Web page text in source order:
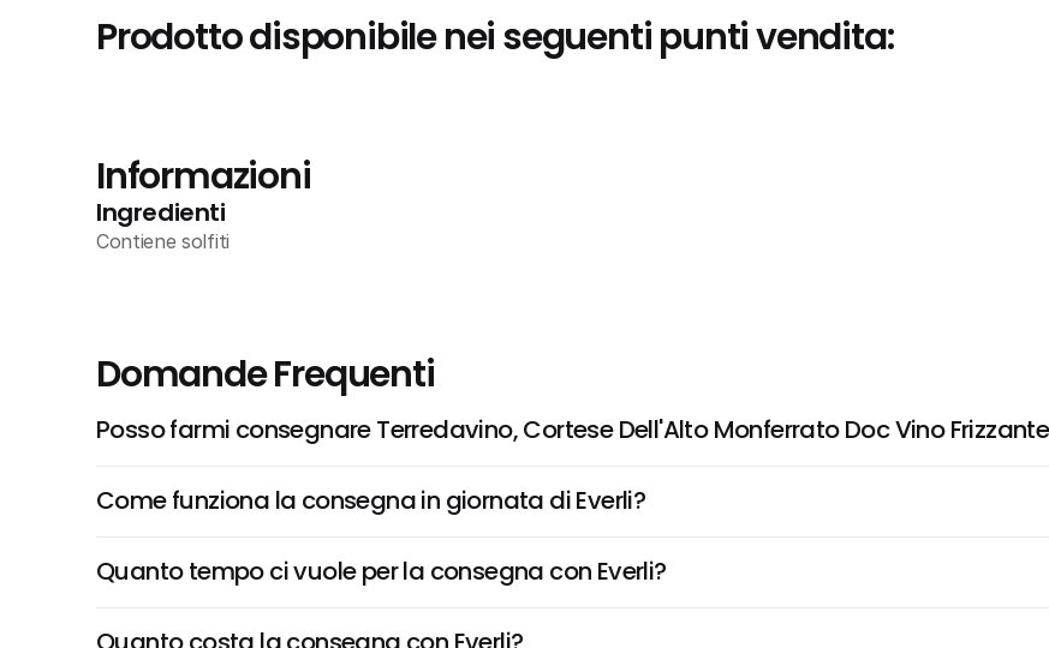
Prodotto disponibile nei seguenti punti vendita:
Informazioni
Ingredienti
Contiene solfiti
Domande Frequenti
Posso farmi consegnare Terredavino, Cortese Dell'Alto Monferrato Doc Vino
Come funziona la consegna in giornata di Everli?
Quanto tempo ci vuole per la consegna con Everli?